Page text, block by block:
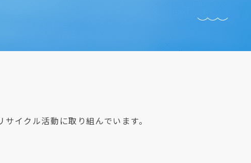
イクル活動に取り組んでいます。